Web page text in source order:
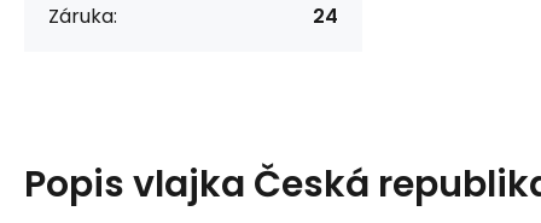
Záruka: 24
Popisvlajka Česká